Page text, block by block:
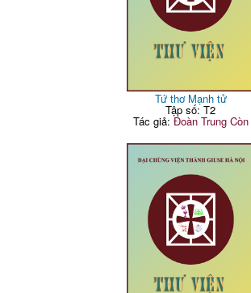
Tứ thơ Mạnh tử
Tập số: T2
Tác giả: Đoàn Trung Còn